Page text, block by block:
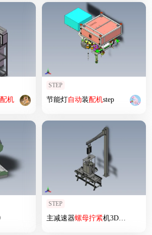
配机
STEP
节能灯自动装配机step
STEP
主减速器螺母拧紧机3D模型